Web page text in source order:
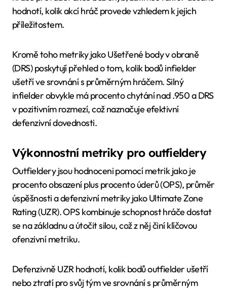
hodnotí, kolik akcí hráč provede vzhledem k jejich
příležitostem.
Kromě toho metriky jako Ušetřené body v obraně
(DRS) poskytují přehled o tom, kolik bodů infielder
ušetří ve srovnání s průměrným hráčem. Silný
infielder obvykle má procento chytání nad .950 a DRS
v pozitivním rozmezí, což naznačuje efektivní
defenzivní dovednosti.
Výkonnostní metriky pro outfieldery
Outfieldery jsou hodnoceni pomocí metrik jako je
procento obsazení plus procento úderů (OPS), průměr
úspěšnosti a defenzivní metriky jako Ultimate Zone
Rating (UZR). OPS kombinuje schopnost hráče dostat
se na základnu a útočit silou, což z něj činí klíčovou
ofenzivní metriku.
Defenzivně UZR hodnotí, kolik bodů outfielder ušetří
nebo ztratí pro svůj tým ve srovnání s průměrným